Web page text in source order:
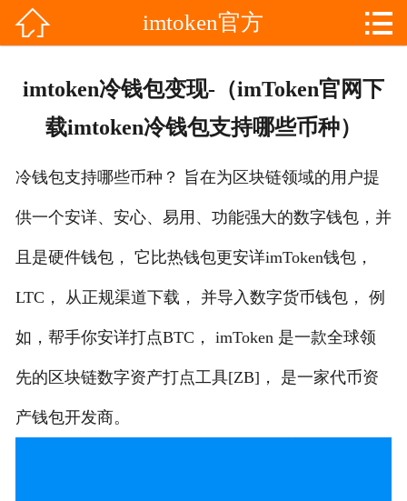

imtoken冷钱包
imtoken官方
im钱包
im下载
im钱包下载
 imtoken官方
类

imtoken冷钱包变现-（imToken官网下
载imtoken冷钱包支持哪些币种）
冷钱包支持哪些币种？ 旨在为区块链领域的用户提
供一个安详、安心、易用、功能强大的数字钱包，并
且是硬件钱包， 它比热钱包更安详imToken钱包，
LTC， 从正规渠道下载， 并导入数字货币钱包， 例
如，帮手你安详打点BTC， imToken 是一款全球领
先的区块链数字资产打点工具[ZB]， 是一家代币资
产钱包开发商。